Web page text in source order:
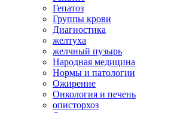
Гепатоз
Группы крови
Диагностика
желтуха
желчный пузырь
Народная медицина
Нормы и патологии
Ожирение
Онкология и печень
описторхоз